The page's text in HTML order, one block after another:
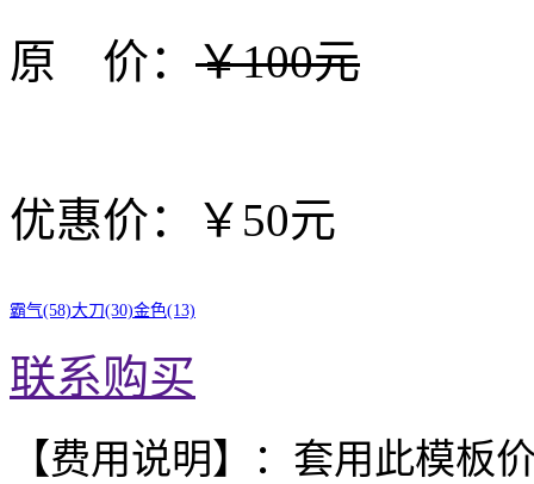
原 价： ￥100元
优惠价：￥50元
霸气(58)大刀(30)金色(13)
联系购买
【费用说明】：套用此模板